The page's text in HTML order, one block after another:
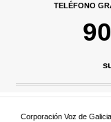
TELÉFONO
Corporación Voz de Galicia